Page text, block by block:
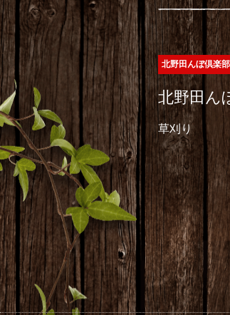
北野田んぼ倶楽部
北野田ん
草刈り